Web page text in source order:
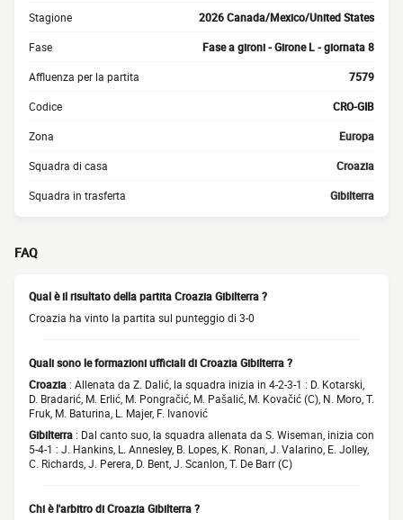
Stagione 2026 Canada/Mexico/United States
Fase Fase a gironi - Girone L - giornata 8
Affluenza per la partita 7579
Codice CRO-GIB
Zona Europa
Squadra di casa Croazia
Squadra in trasferta Gibilterra
FAQ
Qual è il risultato della partita Croazia Gibilterra ?
Croazia ha vinto la partita sul punteggio di 3-0
Quali sono le formazioni ufficiali di Croazia Gibilterra ?
Croazia : Allenata da Z. Dalić, la squadra inizia in 4-2-3-1 : D. Kotarski,
D. Bradarić, M. Erlić, M. Pongračić, M. Pašalić, M. Kovačić (C), N. Moro, T.
Fruk, M. Baturina, L. Majer, F. Ivanović
Gibilterra : Dal canto suo, la squadra allenata da S. Wiseman, inizia con
5-4-1 : J. Hankins, L. Annesley, B. Lopes, K. Ronan, J. Valarino, E. Jolley,
C. Richards, J. Perera, D. Bent, J. Scanlon, T. De Barr (C)
Chi è l'arbitro di Croazia Gibilterra ?